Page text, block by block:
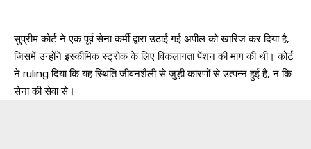
सुप्रीम कोर्ट ने एक पूर्व सेना कर्मी द्वारा उठाई गई अपील को खारिज कर दिया है,
जिसमें उन्होंने इस्कीमिक स्ट्रोक के लिए विकलांगता पेंशन की मांग की थी। कोर्ट
ने ruling दिया कि यह स्थिति जीवनशैली से जुड़ी कारणों से उत्पन्न हुई है, न कि
सेना की सेवा से।